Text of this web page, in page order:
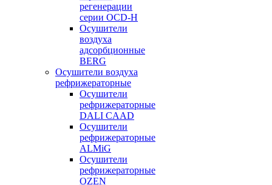
регенерации
серии OСD-H
Осушители
воздуха
адсорбционные
BERG
Осушители воздуха
рефрижераторные
Осушители
рефрижераторные
DALI CAAD
Осушители
рефрижераторные
ALMiG
Осушители
рефрижераторные
OZEN